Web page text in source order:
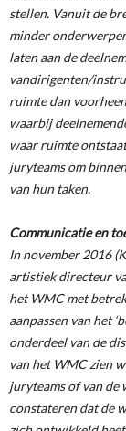
stellen. Vanuit de
minder
laten aan de
vandirigenten/
ruimte dan
waarbij
waar ruimte
juryteams om
van hun taken.
Communicatie en
In november 2016
artistiek directeur
het WMC met
aanpassen van het
onderdeel van de
van het WMC zien
juryteams of van de
constateren dat de